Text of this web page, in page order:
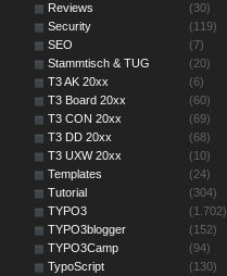
Reviews
(30)
Security
(119)
SEO
(7)
Stammtisch & TUG
(20)
T3 AK 20xx
(6)
T3 Board 20xx
(60)
T3 CON 20xx
(69)
T3 DD 20xx
(68)
T3 UXW 20xx
(10)
Templates
(24)
Tutorial
(304)
TYPO3
(1.702)
TYPO3blogger
(152)
TYPO3Camp
(94)
TypoScript
(130)